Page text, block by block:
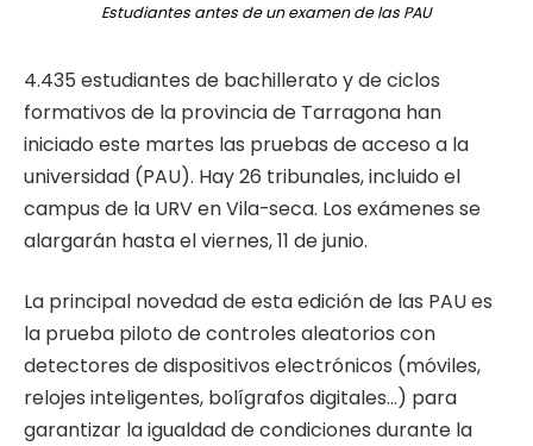
Estudiantes antes de un examen de las PAU
4.435 estudiantes de bachillerato y de ciclos
formativos de la provincia de Tarragona han
iniciado este martes las pruebas de acceso a la
universidad (PAU). Hay 26 tribunales, incluido el
campus de la URV en Vila-seca. Los exámenes se
alargarán hasta el viernes, 11 de junio.
La principal novedad de esta edición de las PAU es
la prueba piloto de controles aleatorios con
detectores de dispositivos electrónicos (móviles,
relojes inteligentes, bolígrafos digitales…) para
garantizar la igualdad de condiciones durante la